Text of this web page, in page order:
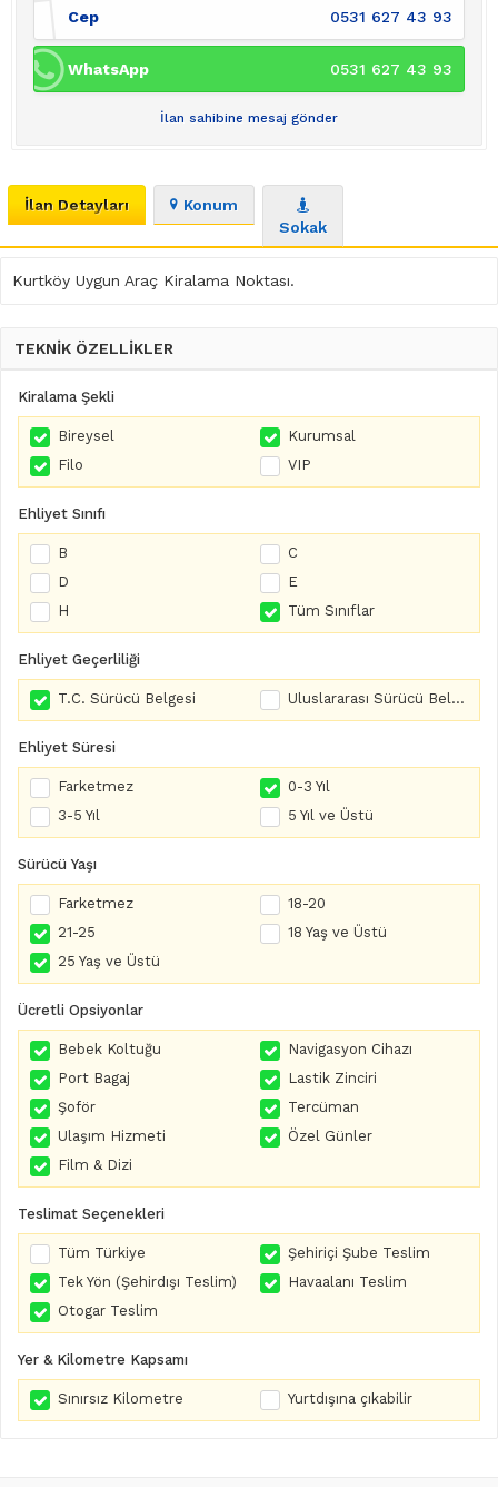
Cep 0531 627 43 93
WhatsApp 0531 627 43 93
İlan sahibine mesaj gönder
İlan Detayları
Konum
Sokak
Kurtköy Uygun Araç Kiralama Noktası.
TEKNİK ÖZELLİKLER
Kiralama Şekli
Bireysel
Kurumsal
Filo
VIP
Ehliyet Sınıfı
B
C
D
E
H
Tüm Sınıflar
Ehliyet Geçerliliği
T.C. Sürücü Belgesi Uluslararası Sürücü Belgesi
Ehliyet Süresi
Farketmez
0-3 Yıl
3-5 Yıl
5 Yıl ve Üstü
Sürücü Yaşı
Farketmez
18-20
21-25
18 Yaş ve Üstü
25 Yaş ve Üstü
Ücretli Opsiyonlar
Bebek Koltuğu
Navigasyon Cihazı
Port Bagaj
Lastik Zinciri
Şoför
Tercüman
Ulaşım Hizmeti
Özel Günler
Film & Dizi
Teslimat Seçenekleri
Tüm Türkiye
Şehiriçi Şube Teslim
Tek Yön (Şehirdışı Teslim)
Havaalanı Teslim
Otogar Teslim
Yer & Kilometre Kapsamı
Sınırsız Kilometre Yurtdışına çıkabilir